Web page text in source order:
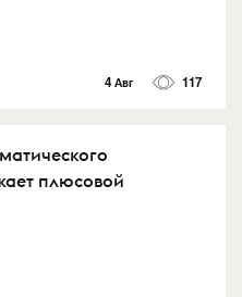
4 Авг 117
плюсовой